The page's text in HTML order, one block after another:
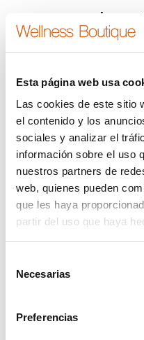
Esta página web usa
Las cookies de este sitio
el contenido y los
sociales y analizar el
información sobre el uso
nuestros partners de
web, quienes pueden
que les haya
partir del uso que haya
Necesarias
Preferencias
banner
Estás aquí:
Inicio